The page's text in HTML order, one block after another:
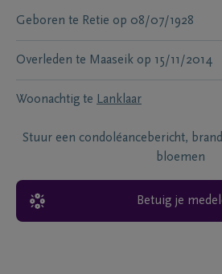
Geboren te Retie op 08/07/1928
Overleden te Maaseik op 15/11/2014
Woonachtig te Lanklaar
Stuur een condoléancebericht,
bloemen
Betuig je